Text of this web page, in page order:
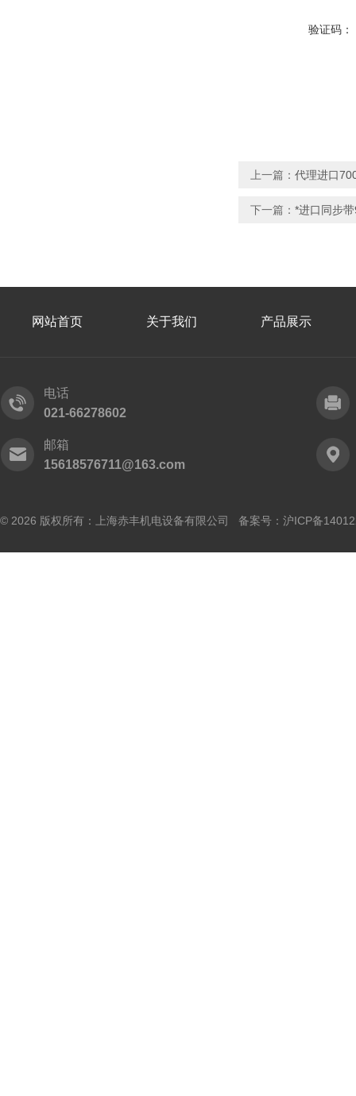
验证码：
上一篇： 代理进口
下一篇： *进口同步
网站首页 关于我们 产品展示
电话
021-66278602
邮箱
15618576711@163.com
© 2026 版权所有：上海赤丰机电设备有限公司 备案号： 沪ICP备